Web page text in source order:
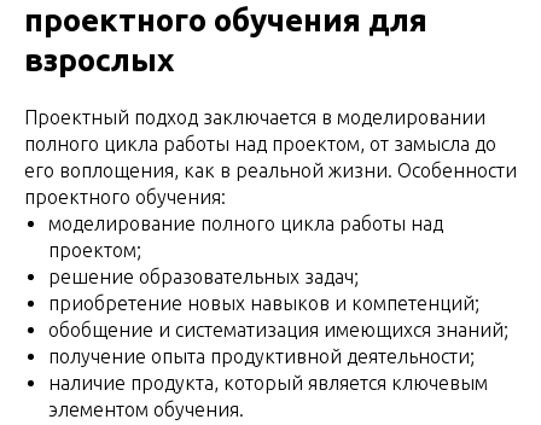
проектного обучения для
взрослых
Проектный подход заключается в моделировании
полного цикла работы над проектом, от замысла до
его воплощения, как в реальной жизни. Особенности
проектного обучения:
моделирование полного цикла работы над
проектом;
решение образовательных задач;
приобретение новых навыков и компетенций;
обобщение и систематизация имеющихся знаний;
получение опыта продуктивной деятельности;
наличие продукта, который является ключевым
элементом обучения.